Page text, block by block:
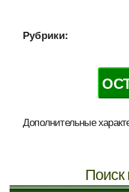
Рубрики:
Дополнительные
Поиск